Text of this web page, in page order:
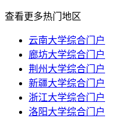
查看更多热门地区
云南大学综合门户
廊坊大学综合门户
荆州大学综合门户
新疆大学综合门户
浙江大学综合门户
洛阳大学综合门户